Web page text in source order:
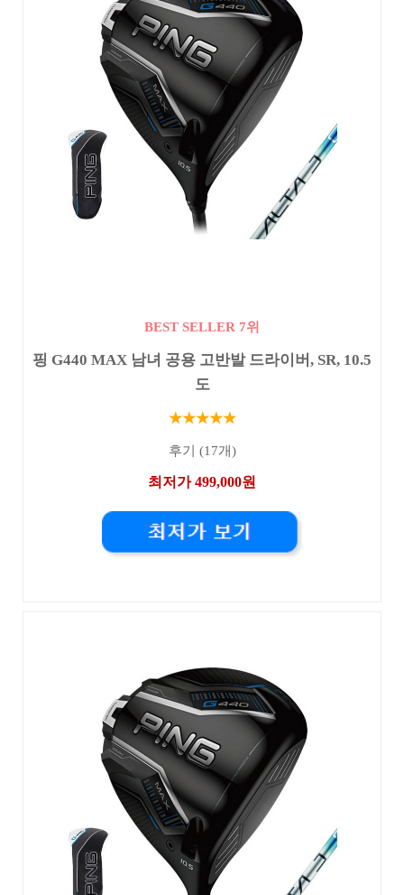
BEST SELLER 7위
핑 G440 MAX 남녀 공용 고반발 드라이버, SR, 10.5
도
★★★★★
후기 (17개)
최저가 499,000원